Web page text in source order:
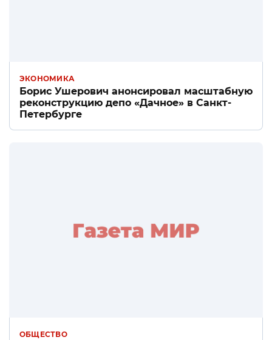
ЭКОНОМИКА
Борис Ушерович анонсировал масштабную
реконструкцию депо «Дачное» в Санкт-
Петербурге
ОБЩЕСТВО